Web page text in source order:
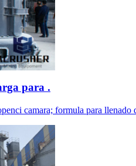
para .
camara; formula para